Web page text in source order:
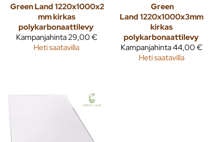
Green Land 1220x1000x2
mm kirkas
polykarbonaattilevy
Kampanjahinta29,00 €
Heti saatavilla
Green
Land1220x1000x3mm
kirkas
polykarbonaattilevy
Kampanjahinta44,00 €
Heti saatavilla